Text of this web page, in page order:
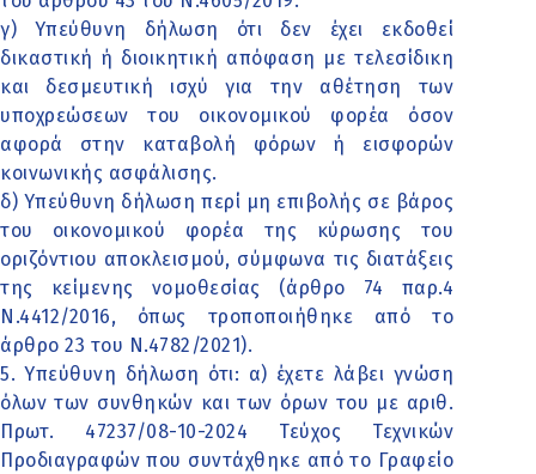
γ) Υπεύθυνη δήλωση ότι δεν έχει εκδοθεί
δικαστική ή διοικητική απόφαση με τελεσίδικη
και δεσμευτική ισχύ για την αθέτηση των
υποχρεώσεων του οικονομικού φορέα όσον
αφορά στην καταβολή φόρων ή εισφορών
κοινωνικής ασφάλισης.
δ) Υπεύθυνη δήλωση περί μη επιβολής σε βάρος
του οικονομικού φορέα της κύρωσης του
οριζόντιου αποκλεισμού, σύμφωνα τις διατάξεις
της κείμενης νομοθεσίας (άρθρο 74 παρ.4
Ν.4412/2016, όπως τροποποιήθηκε από το
άρθρο 23 του Ν.4782/2021).
5. Υπεύθυνη δήλωση ότι: α) έχετε λάβει γνώση
όλων των συνθηκών και των όρων του με αριθ.
Πρωτ. 47237/08-10-2024 Τεύχος Τεχνικών
Προδιαγραφών που συντάχθηκε από το Γραφείο